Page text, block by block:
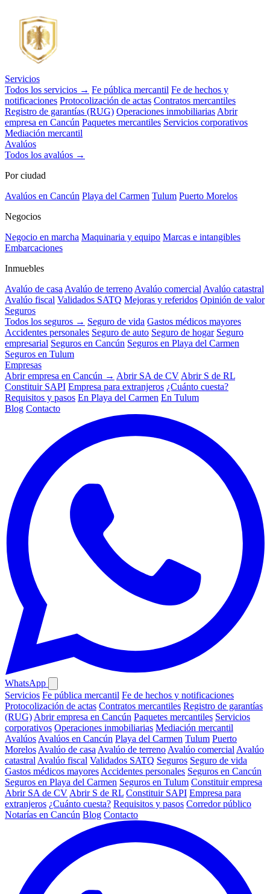
Servicios
Todos los servicios → Fe pública mercantil Fe de hechos y
notificaciones Protocolización de actas Contratos mercantiles
Registro de garantías (RUG) Operaciones inmobiliarias Abrir
empresa en Cancún Paquetes mercantiles Servicios corporativos
Mediación mercantil
Avalúos
Todos los avalúos →
Por ciudad
Avalúos en Cancún Playa del Carmen Tulum Puerto Morelos
Negocios
Negocio en marcha Maquinaria y equipo Marcas e intangibles
Embarcaciones
Inmuebles
Avalúo de casa Avalúo de terreno Avalúo comercial Avalúo catastral
Avalúo fiscal Validados SATQ Mejoras y referidos Opinión de valor
Seguros
Todos los seguros → Seguro de vida Gastos médicos mayores
Accidentes personales Seguro de auto Seguro de hogar Seguro
empresarial Seguros en Cancún Seguros en Playa del Carmen
Seguros en Tulum
Empresas
Abrir empresa en Cancún → Abrir SA de CV Abrir S de RL
Constituir SAPI Empresa para extranjeros ¿Cuánto cuesta?
Requisitos y pasos En Playa del Carmen En Tulum
Blog Contacto
WhatsApp
Servicios Fe pública mercantil Fe de hechos y notificaciones
Protocolización de actas Contratos mercantiles Registro de garantías
(RUG) Abrir empresa en Cancún Paquetes mercantiles Servicios
corporativos Operaciones inmobiliarias Mediación mercantil
Avalúos Avalúos en Cancún Playa del Carmen Tulum Puerto
Morelos Avalúo de casa Avalúo de terreno Avalúo comercial Avalúo
catastral Avalúo fiscal Validados SATQ Seguros Seguro de vida
Gastos médicos mayores Accidentes personales Seguros en Cancún
Seguros en Playa del Carmen Seguros en Tulum Constituir empresa
Abrir SA de CV Abrir S de RL Constituir SAPI Empresa para
extranjeros ¿Cuánto cuesta? Requisitos y pasos Corredor público
Notarías en Cancún Blog Contacto